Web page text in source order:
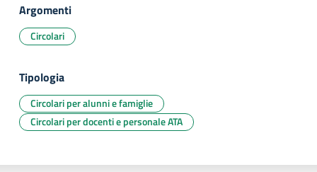
Argomenti
Circolari
Tipologia
Circolari per alunni e famiglie
Circolari per docenti e personale ATA